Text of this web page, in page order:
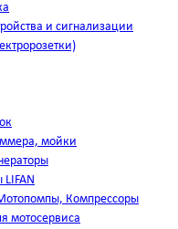
и сигнализации
мойки
Компрессоры
мотосервиса